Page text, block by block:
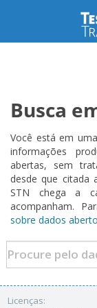
Busca
Você está em
informações
abertas, sem
desde que citada
STN chega a
acompanham.
sobre dados
Licenças: